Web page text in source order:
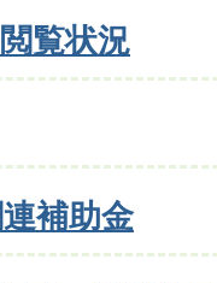
覧状況
補助金